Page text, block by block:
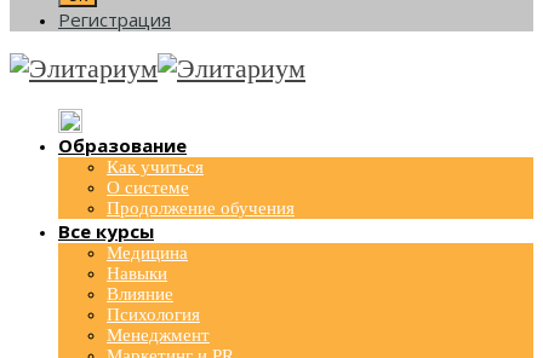
Регистрация
Образование
Как учиться
О системе
Продолжение обучения
Все курсы
Медицина
Навыки
Влияние
Психология
Менеджмент